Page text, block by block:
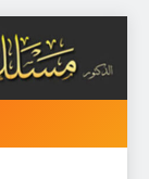
content